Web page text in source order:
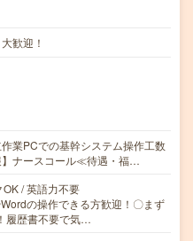
歓迎！
業PCでの基幹システム操作工数
】ナースコール≪待遇・福…
/ 英語力不要
の操作できる方歓迎！〇まず
履歴書不要で気…